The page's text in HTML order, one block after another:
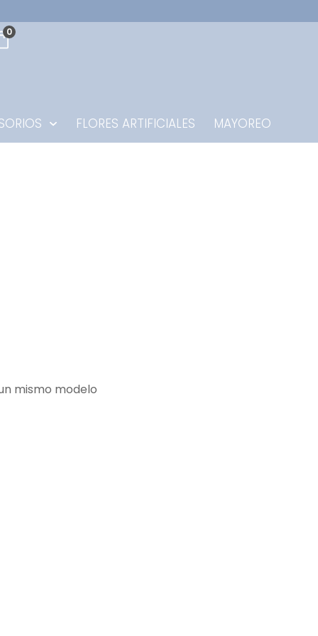
0
FLORES ARTIFICIALES MAYOREO
mismo modelo